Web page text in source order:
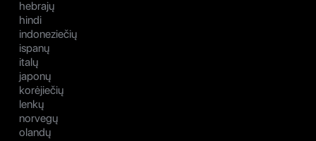
hebrajų
hindi
indoneziečių
ispanų
italų
japonų
korėjiečių
lenkų
norvegų
olandų